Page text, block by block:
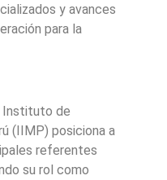
y avances
para la
Instituto de
(IIMP) posiciona a
referentes
su rol como